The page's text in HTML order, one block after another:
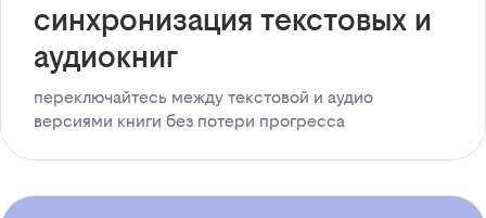
синхронизация текстовых и
аудиокниг
переключайтесь между текстовой и аудио
версиями книги без потери прогресса